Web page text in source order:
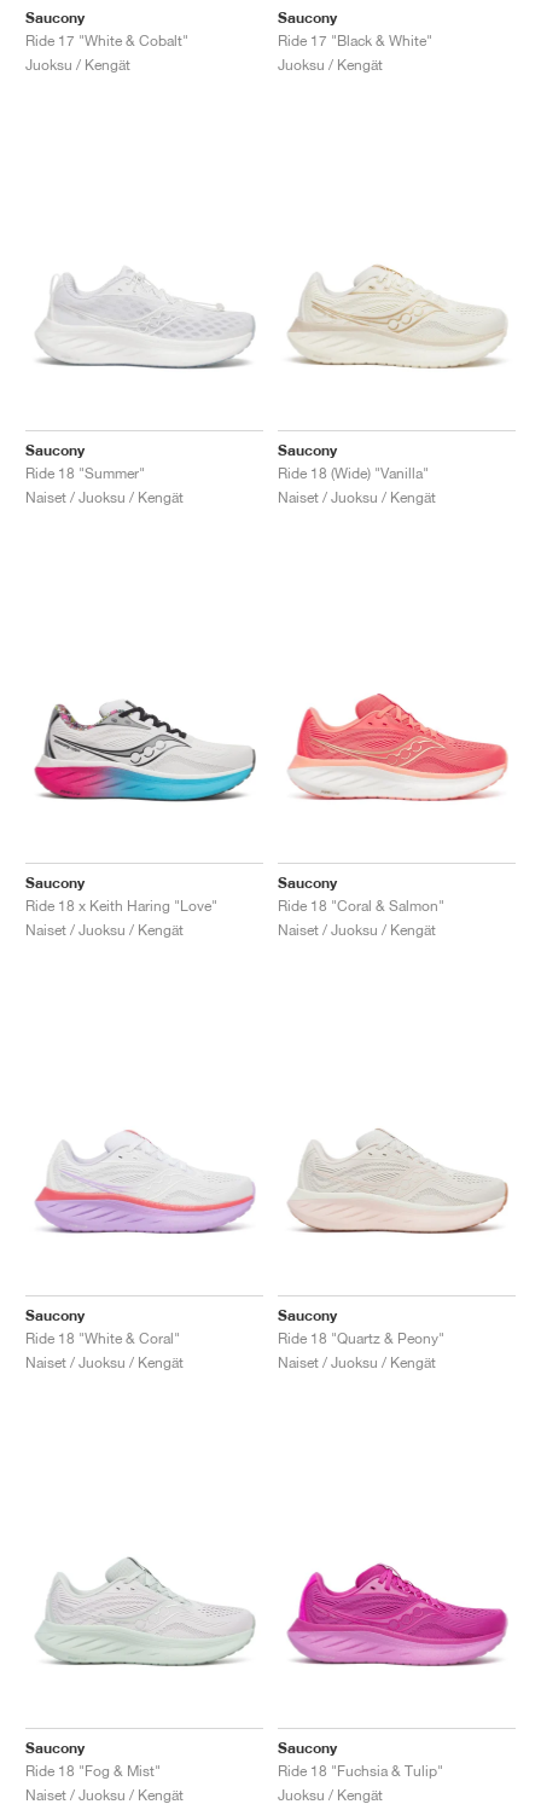
Saucony
Ride 17 "White & Cobalt"
Juoksu / Kengät
Saucony
Ride 17 "Black & White"
Juoksu / Kengät
Saucony
Ride 18 "Summer"
Naiset / Juoksu / Kengät
Saucony
Ride 18 (Wide) "Vanilla"
Naiset / Juoksu / Kengät
Saucony
Ride 18 x Keith Haring "Love"
Naiset / Juoksu / Kengät
Saucony
Ride 18 "Coral & Salmon"
Naiset / Juoksu / Kengät
Saucony
Ride 18 "White & Coral"
Naiset / Juoksu / Kengät
Saucony
Ride 18 "Quartz & Peony"
Naiset / Juoksu / Kengät
Saucony
Ride 18 "Fog & Mist"
Naiset / Juoksu / Kengät
Saucony
Ride 18 "Fuchsia & Tulip"
Juoksu / Kengät